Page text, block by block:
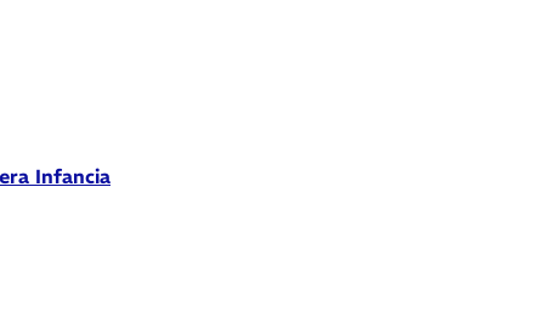
Infancia